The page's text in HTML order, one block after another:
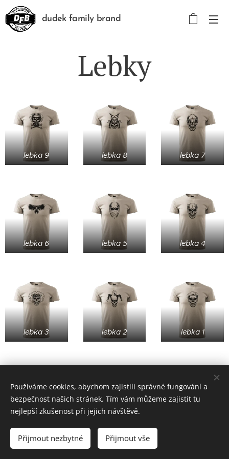
dudek family brand
Lebky
lebka 9 lebka 8 lebka 7
lebka 6 lebka 5 lebka 4
lebka 3 lebka 2 lebka 1
© 2022 založeno v karanténě
zoufalá doba si žádá zoufalé činy (od roku 2020)
Používáme cookies, abychom zajistili správné fungování a
bezpečnost našich stránek. Tím vám můžeme zajistit tu
nejlepší zkušenost při jejich návštěvě.
Přijmout nezbytné Přijmout vše